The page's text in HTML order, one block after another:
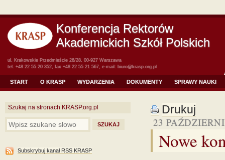
Konferencja Rektorów
Akademickich Szkół Polskich
ul. Krakowskie Przedmieście 26/28, 00-927 Warszawa
tel. +48 22 55 20 352, fax +48 22 55 21 567, e-mail: biuro@krasp.org.pl
START O KRASP WYDARZENIA DOKUMENTY SPRAWY NAUKI
Szukaj na stronach KRASP.org.pl
Subskrybuj kanał RSS KRASP
Drukuj
23
Nowe